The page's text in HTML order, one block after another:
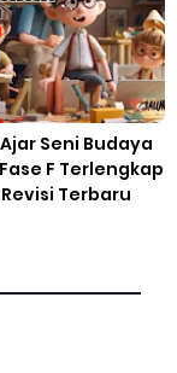
Seni Budaya
Fase F Terlengkap
Terbaru